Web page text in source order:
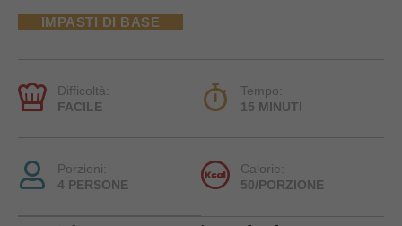
IMPASTI DI BASE
Difficoltà:
FACILE
Tempo:
15 MINUTI
Porzioni:
4 PERSONE
Calorie:
50/PORZIONE